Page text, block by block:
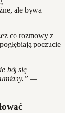
ale bywa
co rozmowy z
poczucie
bój się
—